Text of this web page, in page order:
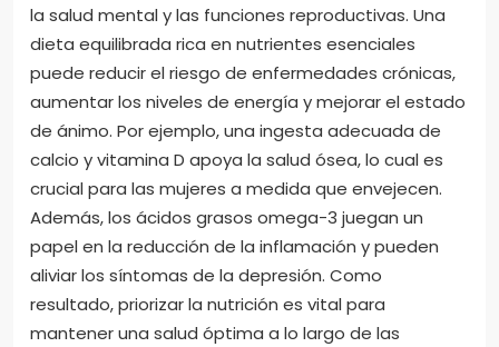
la salud mental y las funciones reproductivas. Una
dieta equilibrada rica en nutrientes esenciales
puede reducir el riesgo de enfermedades crónicas,
aumentar los niveles de energía y mejorar el estado
de ánimo. Por ejemplo, una ingesta adecuada de
calcio y vitamina D apoya la salud ósea, lo cual es
crucial para las mujeres a medida que envejecen.
Además, los ácidos grasos omega-3 juegan un
papel en la reducción de la inflamación y pueden
aliviar los síntomas de la depresión. Como
resultado, priorizar la nutrición es vital para
mantener una salud óptima a lo largo de las